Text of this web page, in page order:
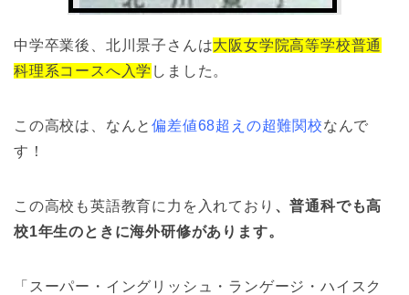
中学卒業後、北川景子さんは大阪女学院高等学校普通
科理系コースへ入学 しました。
この高校は、なんと偏差値68超えの超難関校なんで
す！
この高校も英語教育に力を入れており 、普通科でも高
校1年生のときに海外研修があります。
「スーパー・イングリッシュ・ランゲージ・ハイスク